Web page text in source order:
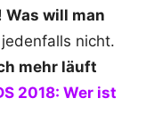
will man
nicht.
mehr läuft
2018: Wer ist